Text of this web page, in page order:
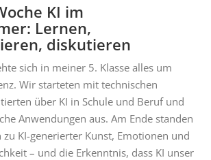
KI im
Lernen,
diskutieren
sich in meiner 5. Klasse alles um
Wir starteten mit technischen
über KI in Schule und Beruf und
Anwendungen aus. Am Ende standen
zu KI-generierter Kunst, Emotionen und
– und die Erkenntnis, dass KI unser